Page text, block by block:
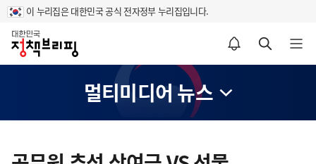
이 누리집은 대한민국 공식 전자정부 누리집입니다.
홈
알림설정 바로가기 검색 바로가기 메뉴 열기
멀티미디어 뉴스
텐